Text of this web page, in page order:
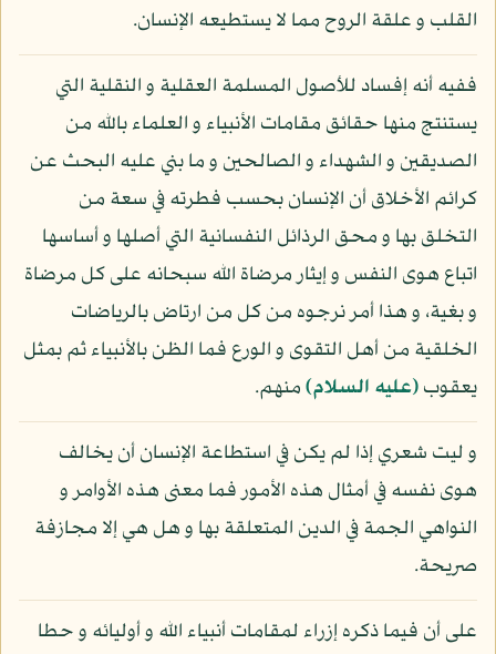
القلب و علقة الروح مما لا يستطيعه الإنسان.
ففيه أنه إفساد للأصول المسلمة العقلية و النقلية التي
يستنتج منها حقائق مقامات الأنبياء و العلماء بالله من
الصديقين و الشهداء و الصالحين و ما بني عليه البحث عن
كرائم الأخلاق أن الإنسان بحسب فطرته في سعة من
التخلق بها و محق الرذائل النفسانية التي أصلها و أساسها
اتباع هوى النفس و إيثار مرضاة الله سبحانه على كل مرضاة
و بغية، و هذا أمر نرجوه من كل من ارتاض بالرياضات
الخلقية من أهل التقوى و الورع فما الظن بالأنبياء ثم بمثل
يعقوب(عليه السلام)منهم.
و ليت شعري إذا لم يكن في استطاعة الإنسان أن يخالف
هوى نفسه في أمثال هذه الأمور فما معنى هذه الأوامر و
النواهي الجمة في الدين المتعلقة بها و هل هي إلا مجازفة
صريحة.
على أن فيما ذكره إزراء لمقامات أنبياء الله و أوليائه و حطا